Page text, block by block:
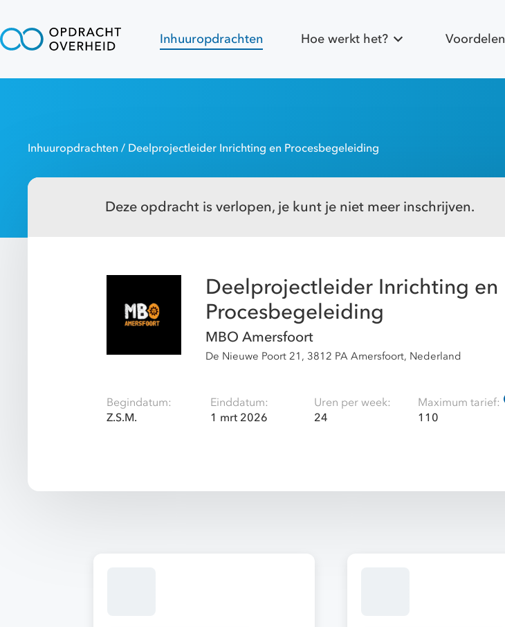
Inhuuropdrachten Hoe werkt het? Voordelen
Inhuuropdrachten / Deelprojectleider Inrichting en Procesbegeleiding
Deze opdracht is verlopen, je kunt je niet meer inschrijven.
Deelprojectleider Inrichting en
Procesbegeleiding
MBO Amersfoort
De Nieuwe Poort 21, 3812 PA Amersfoort, Nederland
Begindatum:
Z.S.M.
Einddatum:
1 mrt 2026
Uren per week:
24
Maximum tarief:
110